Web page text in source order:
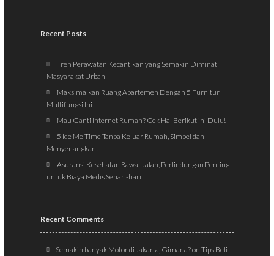
Recent Posts
Tren Perawatan Kecantikan yang Semakin Diminati
Masyarakat Urban
Maksimalkan Ruang Apartemen Dengan 5 Furnitur
Multifungsi Ini
Mau Ganti Internet Rumah? Cek Hal Berikut ini Dulu!
5 Ide Me Time Tanpa Keluar Rumah, Simpel dan
Menyenangkan!
Asuransi Kesehatan Rawat Jalan, Perlindungan Penting
untuk Biaya Medis Sehari-hari
Recent Comments
Semakin banyak Motor di Jakarta, Gimana?onTips Beli